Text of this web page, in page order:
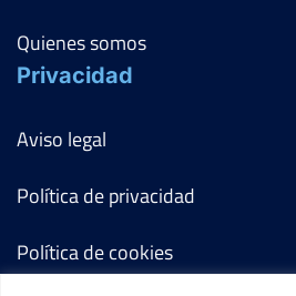
Quienes somos
Privacidad
Aviso legal
Política de privacidad
Política de cookies